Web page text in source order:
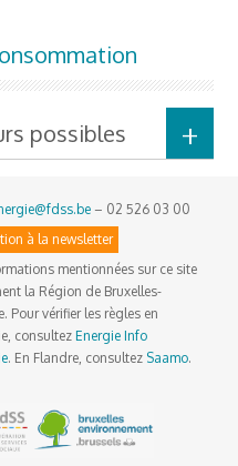
possibles
– 02 526 03 00
à la newsletter
mentionnées sur ce site
la Région de Bruxelles-
Pour vérifier les règles en
consultezEnergie Info
. En Flandre, consultez Saamo.